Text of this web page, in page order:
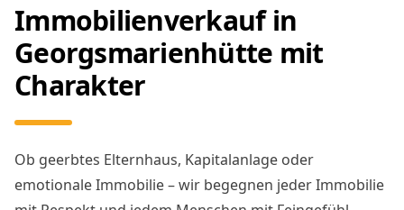
Immobilienverkauf in
Georgsmarienhütte mit
Charakter
Ob geerbtes Elternhaus, Kapitalanlage oder
emotionale Immobilie – wir begegnen jeder Immobilie